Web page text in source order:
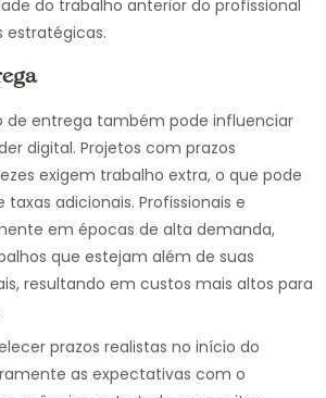
do trabalho anterior do profissional
estratégicas.
de entrega também pode influenciar
digital. Projetos com prazos
exigem trabalho extra, o que pode
adicionais. Profissionais e
em épocas de alta demanda,
que estejam além de suas
resultando em custos mais altos para
prazos realistas no início do
as expectativas com o